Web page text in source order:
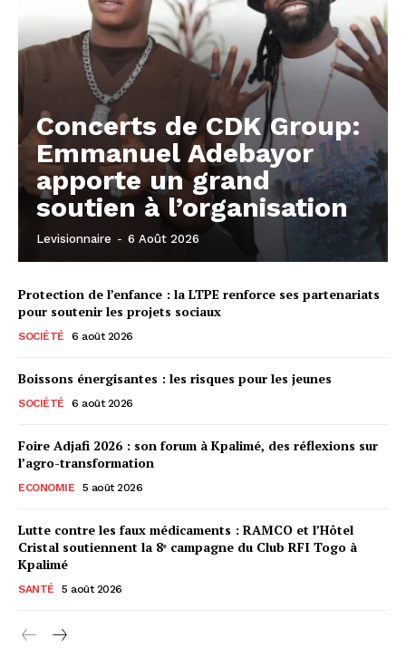
Concerts de CDK Group:
Emmanuel Adebayor
apporte un grand
soutien à l’organisation
Levisionnaire - 6 Août 2026
Protection de l’enfance : la LTPE renforce ses partenariats
pour soutenir les projets sociaux
SOCIÉTÉ 6 août 2026
Boissons énergisantes : les risques pour les jeunes
SOCIÉTÉ 6 août 2026
Foire Adjafi 2026 : son forum à Kpalimé, des réflexions sur
l’agro-transformation
ECONOMIE 5 août 2026
Lutte contre les faux médicaments : RAMCO et l’Hôtel
Cristal soutiennent la 8ᵉ campagne du Club RFI Togo à
Kpalimé
SANTÉ 5 août 2026